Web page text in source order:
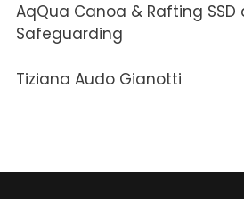
AqQua Canoa & Rafting SSD
Safeguarding
Tiziana Audo Gianotti